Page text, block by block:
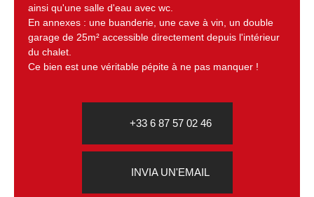
ainsi qu'une salle d'eau avec wc.
En annexes : une buanderie, une cave à vin, un double
garage de 25m² accessible directement depuis l'intérieur
du chalet.
Ce bien est une véritable pépite à ne pas manquer !
+33 6 87 57 02 46
INVIA UN'EMAIL